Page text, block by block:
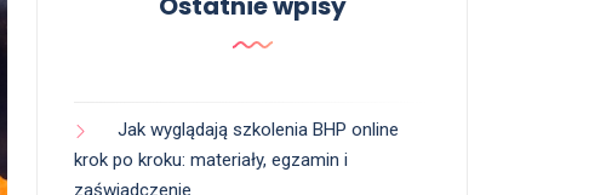
Jak wyglądają szkolenia BHP online
krok po kroku: materiały, egzamin i
zaświadczenie